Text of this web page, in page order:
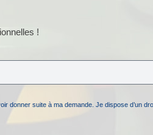
!
donner suite à ma demande. Je dispose d’un